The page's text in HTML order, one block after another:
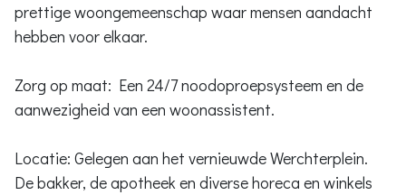
prettige woongemeenschap waar mensen aandacht
hebben voor elkaar.
Zorg op maat: Een 24/7 noodoproepsysteem en de
aanwezigheid van een woonassistent.
Locatie: Gelegen aan het vernieuwde Werchterplein.
De bakker, de apotheek en diverse horeca en winkels